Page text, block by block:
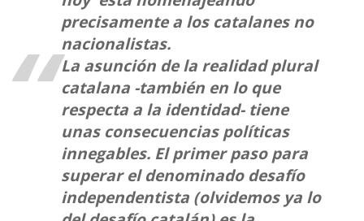
precisamente a los catalanes no
nacionalistas.
La asunción de la realidad plural
catalana -también en lo que
respecta a la identidad- tiene
unas consecuencias políticas
innegables. El primer paso para
superar el denominado desafío
independentista (olvidemos ya lo